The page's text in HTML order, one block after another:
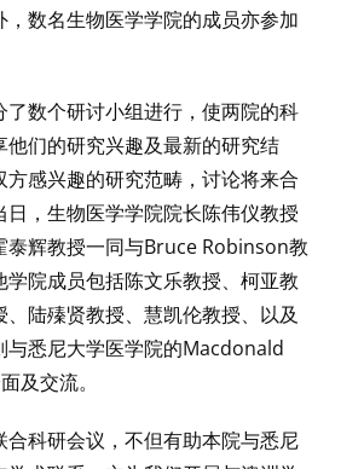
，数名生物医学学院的成员亦参加
了数个研讨小组进行，使两院的科
他们的研究兴趣及最新的研究结
方感兴趣的研究范畴，讨论将来合
日，生物医学学院院长陈伟仪教授
泰辉教授一同与Bruce Robinson教
学院成员包括陈文乐教授、柯亚教
、陆殝贤教授、慧凯伦教授、以及
与悉尼大学医学院的Macdonald
及交流。
合科研会议，不但有助本院与悉尼